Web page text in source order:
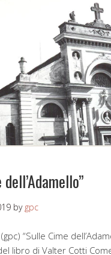
by gpc
“Sulle Cime
libro di Valter Cotti